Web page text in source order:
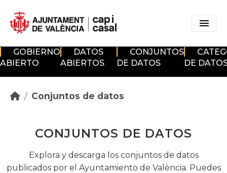
GOBIERNO
ABIERTO
DATOS
ABIERTOS
CONJUNTOS
DE DATOS
DE
Conjuntos de datos
CONJUNTOS DE DATOS
Explora y descarga los conjuntos de datos
publicados por el Ayuntamiento de València. Puedes